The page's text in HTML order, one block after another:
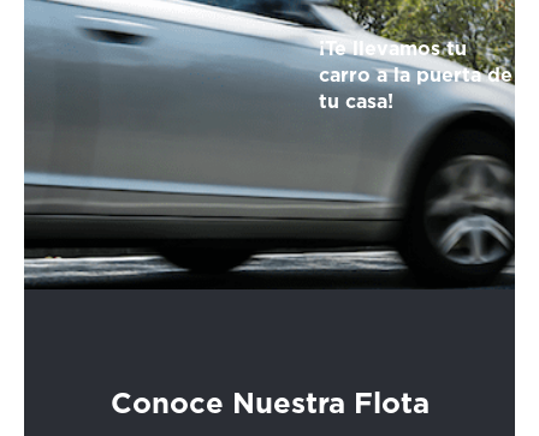
¡Te llevamos tu
carro a la puerta de
tu casa!
Conoce Nuestra Flota